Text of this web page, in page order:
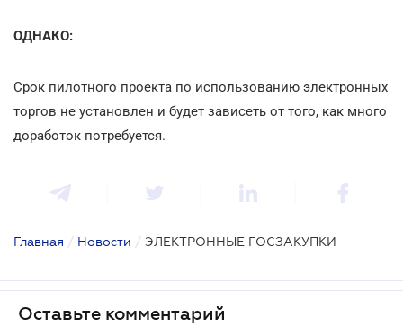
ОДНАКО:
Срок пилотного проекта по использованию электронных
торгов не установлен и будет зависеть от того, как много
доработок потребуется.
Главная / Новости / ЭЛЕКТРОННЫЕ ГОСЗАКУПКИ
Оставьте комментарий